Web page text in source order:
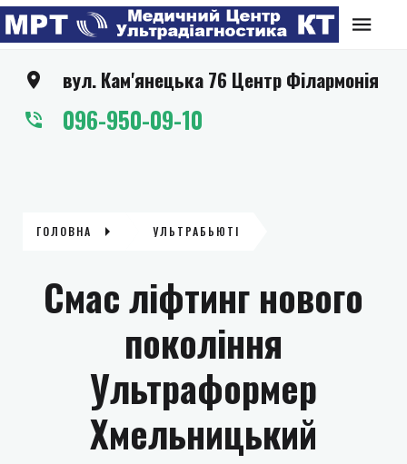
вул. Кам'янецька 76 Центр Філармонія
096-950-09-10
ГОЛОВНА УЛЬТРАБЬЮТІ
Смас ліфтинг нового
покоління
Ультраформер
Хмельницький